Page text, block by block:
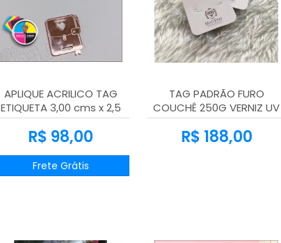
APLIQUE ACRILICO TAG
ETIQUETA 3,00 cms x 2,5
cms kit 100 Unidades
R$ 98,00
Frete Grátis
TAG PADRÃO FURO
COUCHÊ 250G VERNIZ UV
TOTAL FRENTE 45X51MM -
4X1 - 1000unid
R$ 188,00